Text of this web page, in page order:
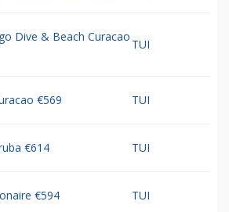
Dive & Beach Curacao
TUI
€569 TUI
€614 TUI
€594 TUI